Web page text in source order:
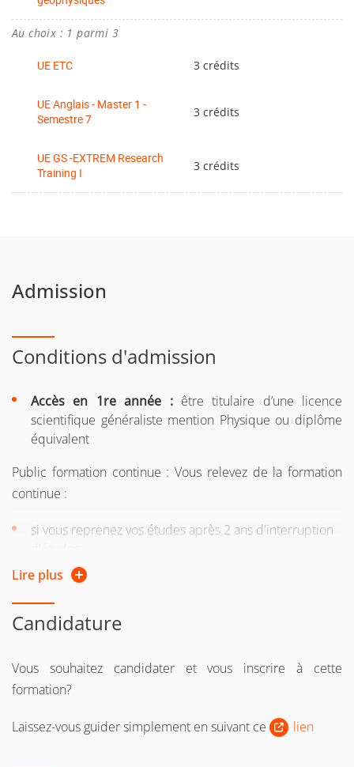
Mécanique quantique relativiste (M2: PSC)
Astrophysique (M2: Astro)
Plasmas astrophysiques et fusion (M2: Astro)
Au choix : 1 parmi 3
UE ETC 3 crédits
UE Anglais - Master 1 -
Semestre 7
3 crédits
UE GS -EXTREM Research
Training I
3 crédits
Admission
Conditions d'admission
Accès en 1re année :être titulaire d’une licence
scientifique généraliste mention Physique ou diplôme
équivalent
Public formation continue : Vous relevez de la formation
continue :
si vous reprenez vos études après 2 ans d'interruption
ou si vous suiviez une formation sous le régime
formation continue l’une des 2 années précédentes
ou si vous êtes salarié, demandeur d'emploi, travailleur
Si vous n'avez pas le diplôme requis pour intégrer la
de
validation des acquis personnels et professionnels
Lire plus
Candidature
Vous souhaitez candidater et vous inscrire à cette
formation?
Laissez-vous guider simplement en suivant ce lien